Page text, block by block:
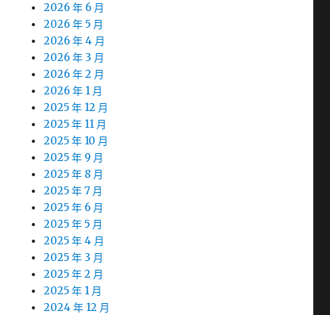
2026 年 6 月
2026 年 5 月
2026 年 4 月
2026 年 3 月
2026 年 2 月
2026 年 1 月
2025 年 12 月
2025 年 11 月
2025 年 10 月
2025 年 9 月
2025 年 8 月
2025 年 7 月
2025 年 6 月
2025 年 5 月
2025 年 4 月
2025 年 3 月
2025 年 2 月
2025 年 1 月
2024 年 12 月